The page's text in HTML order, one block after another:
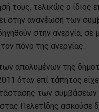
τους, τελικώς ο ίδιος
στην ανανέωση των
στην ανεργία, σε
πόνο της ανεργίας.
απολυμένων της
όταν επί τάπητος
των συμβάσεων
Πελετίδης ασκούσε